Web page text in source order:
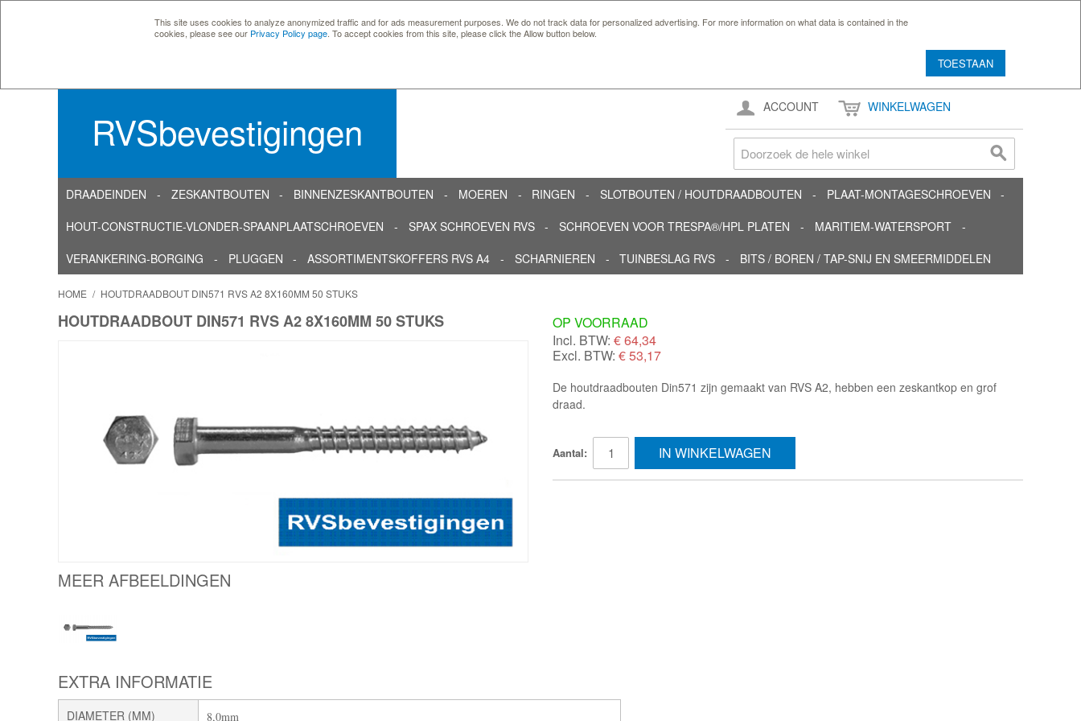
This site uses cookies to analyze anonymized traffic and for ads measurement purposes. We do not track data for personalized advertising. For more information on what data is contained in the
cookies, please see our Privacy Policy page . To accept cookies from this site, please click the Allow button below.
TOESTAAN
RVSbevestigingen
ACCOUNT WINKELWAGEN
DRAADEINDEN ZESKANTBOUTEN BINNENZESKANTBOUTEN MOEREN RINGEN SLOTBOUTEN / HOUTDRAADBOUTEN
PLAAT-MONTAGESCHROEVEN
HOUT-CONSTRUCTIE-VLONDER-SPAANPLAATSCHROEVEN
SPAX SCHROEVEN RVS SCHROEVEN VOOR TRESPA®/HPL PLATEN
MARITIEM-WATERSPORT
VERANKERING-BORGING
PLUGGEN ASSORTIMENTSKOFFERS RVS A4 SCHARNIEREN TUINBESLAG RVS BITS / BOREN / TAP-SNIJ EN SMEERMIDDELEN
HOME / HOUTDRAADBOUT DIN571 RVS A2 8X160MM 50 STUKS
HOUTDRAADBOUT DIN571 RVS A2 8X160MM 50 STUKS
MEER AFBEELDINGEN
OP VOORRAAD
Incl. BTW: €64,34
Excl. BTW: € 53,17
De houtdraadbouten Din571 zijn gemaakt van RVS A2, hebben een zeskantkop en grof
draad.
Aantal: IN WINKELWAGEN
EXTRA INFORMATIE
DIAMETER (MM) 8,0mm